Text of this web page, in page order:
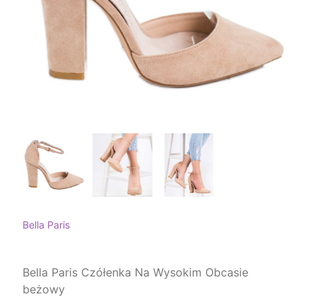
Bella Paris
Bella Paris Czółenka Na Wysokim Obcasie
beżowy